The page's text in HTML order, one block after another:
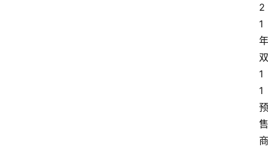
2
1
年
双
1
1
预
售
商